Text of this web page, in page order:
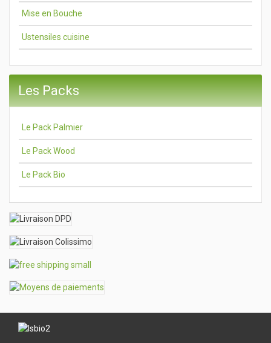
Mise en Bouche
Ustensiles cuisine
Les Packs
Le Pack Palmier
Le Pack Wood
Le Pack Bio